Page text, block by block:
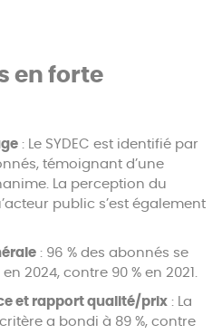
en forte
: Le SYDEC est identifié par
témoignant d’une
La perception du
public s’est également
: 96 % des abonnés se
2024, contre 90 % en 2021.
et rapport qualité/prix: La
a bondi à 89 %, contre